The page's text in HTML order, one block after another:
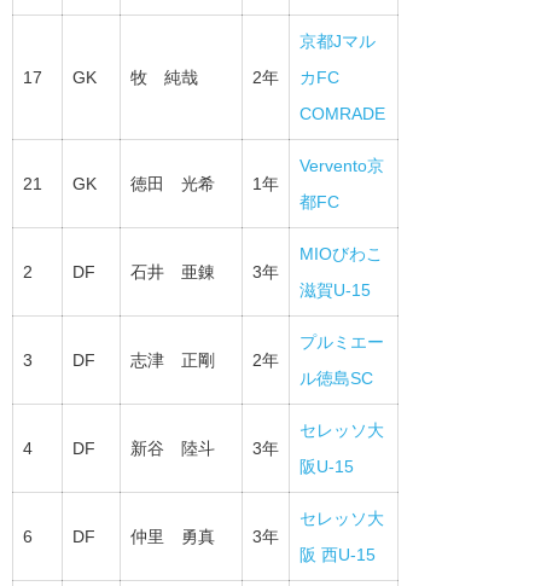
17 GK 牧 純哉 2年
京都Jマル
カFC
COMRADE
21 GK 徳田 光希 1年
Vervento京
都FC
2 DF 石井 亜錬 3年
MIOびわこ
滋賀U-15
3 DF 志津 正剛 2年
プルミエー
ル徳島SC
4 DF 新谷 陸斗 3年
セレッソ大
阪U-15
6 DF 仲里 勇真 3年
セレッソ大
阪 西U-15